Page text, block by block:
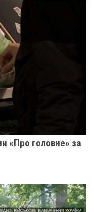
«Про головне» за